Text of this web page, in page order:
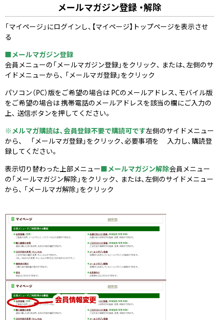
メールマガジン登録 ・解除
「マイページ」にログインし、【マイページ】トップページを表示させ
る
■メールマガジン登録
会員メニューの「メールマガジン登録」をクリック、 または、左側のサ
イドメニューから、 「メールマガ登録」をクリック
パソコン（PC）版をご希望の場合は PCのメールアドレス、モバイル版
をご希望の場合は 携帯電話のメールアドレスを該当の欄にご入力の
上、 送信ボタンを押してください。
※メルマガ購読は、会員登録不要で購読可です左側のサイドメニュー
から、 「メールマガ登録」をクリック、必要事項を 入力し、購読登
録してください。
表示切り替わった上部メニュー■メールマガジン解除会員メニュー
の「メールマガジン解除」をクリック、 または、左側のサイドメニュー
から、 「メールマガ解除」をクリック